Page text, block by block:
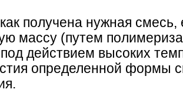
получена нужная
массу (путем
под действием высоких
определенной формы